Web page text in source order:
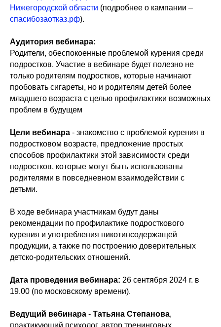
Нижегородской области (подробнее о кампании –
спасибозаотказ.рф).
Аудитория вебинара:
Родители, обеспокоенные проблемой курения среди
подростков. Участие в вебинаре будет полезно не
только родителям подростков, которые начинают
пробовать сигареты, но и родителям детей более
младшего возраста с целью профилактики возможных
проблем в будущем
Цели вебинара - знакомство с проблемой курения в
подростковом возрасте, предложение простых
способов профилактики этой зависимости среди
подростков, которые могут быть использованы
родителями в повседневном взаимодействии с
детьми.
В ходе вебинара участникам будут даны
рекомендации по профилактике подросткового
курения и употребления никотинсодержащей
продукции, а также по построению доверительных
детско-родительских отношений.
Дата проведения вебинара: 26 сентября 2024 г. в
19.00 (по московскому времени).
Ведущий вебинара - Татьяна Степанова,
практикующий психолог, автор тренинговых